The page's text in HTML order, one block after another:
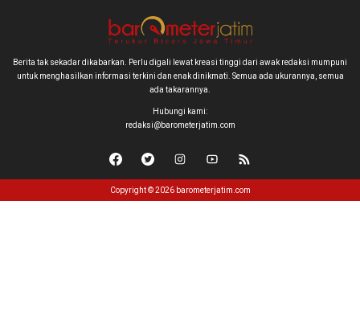
Berita tak sekadar dikabarkan. Perlu digali lewat kreasi tinggi dari awak redaksi mumpuni
untuk menghasilkan informasi terkini dan enak dinikmati. Semua ada ukurannya, semua
ada takarannya.
Hubungi kami:
redaksi@barometerjatim.com
Copyright © 2026 barometerjatim.com